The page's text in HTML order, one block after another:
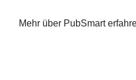
Mehr über PubSmart